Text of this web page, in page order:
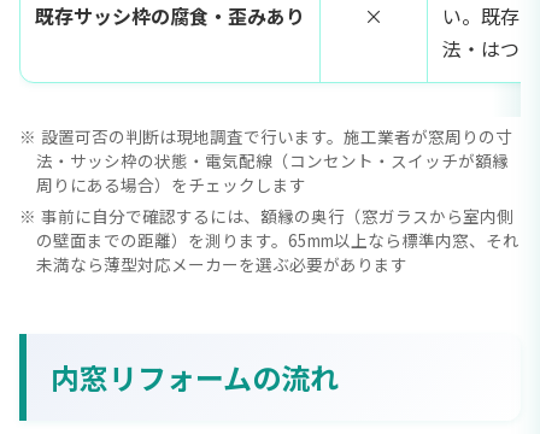
既存サッシ枠の腐食・歪みあり ×
い。既存
法・はつ
設置可否の判断は現地調査で行います。施工業者が窓周りの寸
法・サッシ枠の状態・電気配線（コンセント・スイッチが額縁
周りにある場合）をチェックします
事前に自分で確認するには、額縁の奥行（窓ガラスから室内側
の壁面までの距離）を測ります。65mm以上なら標準内窓、それ
未満なら薄型対応メーカーを選ぶ必要があります
内窓リフォームの流れ